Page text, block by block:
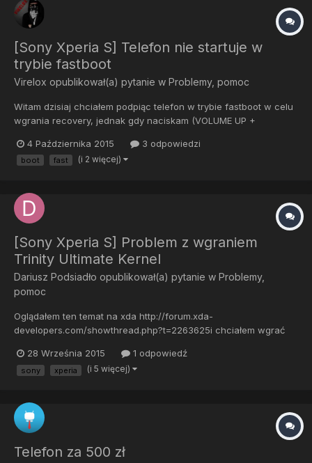
[Sony Xperia S] Telefon nie startuje w
trybie fastboot
Virelox opublikował(a) pytanie w Problemy, pomoc
Witam dzisiaj chciałem podpiąc telefon w trybie fastboot w celu
wgrania recovery, jednak gdy naciskam (VOLUME UP +
Z góry dziękuję za pomoc.
4 Października 2015 3 odpowiedzi
boot fast (i 2 więcej)
[Sony Xperia S] Problem z wgraniem
Trinity Ultimate Kernel
Dariusz Podsiadło opublikował(a) pytanie w Problemy,
pomoc
Oglądałem ten temat na xda http://forum.xda-
developers.com/showthread.php?t=2263625i chciałem wgrać
teraz nwm jak to zflashować Próbowałem wgrać sam plik boot
ale bez skutku @PeliKan
28 Września 2015 1 odpowiedź
sony xperia (i 5 więcej)
Telefon za 500 zł